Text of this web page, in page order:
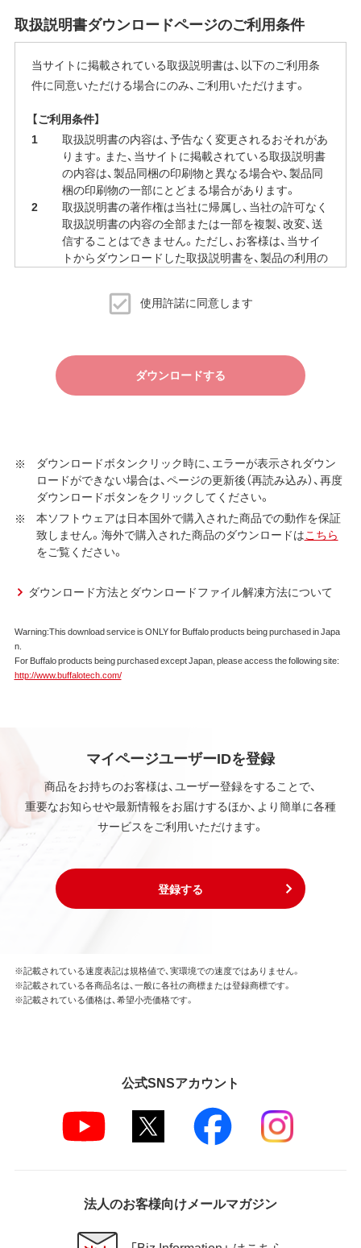
取扱説明書ダウンロードページのご利用条件
当サイトに掲載されている取扱説明書は、以下のご利用条
件に同意いただける場合にのみ、ご利用いただけます。
【ご利用条件】
取扱説明書の内容は、予告なく変更されるおそれがあ
ります。また、当サイトに掲載されている取扱説明書
の内容は、製品同梱の印刷物と異なる場合や、製品同
梱の印刷物の一部にとどまる場合があります。
取扱説明書の著作権は当社に帰属し、当社の許可なく
取扱説明書の内容の全部または一部を複製、改変、送
信することはできません。ただし、お客様は、当サイ
トからダウンロードした取扱説明書を、製品の利用の
当サイトでの取扱説明書の公開は、予告なく中止、変
更される場合があります。使用許諾に同意します
ダウンロードする
ダウンロードボタンクリック時に、エラーが表示されダウン
ロードができない場合は、ページの更新後（再読み込み）、再度
ダウンロードボタンをクリックしてください。
本ソフトウェアは日本国外で購入された商品での動作を保証
致しません。海外で購入された商品のダウンロードはこちら
をご覧ください。
ダウンロード方法とダウンロードファイル解凍方法について
Warning:This download service is ONLY for Buffalo products being purchased in Japa
n.
For Buffalo products being purchased except Japan, please access the following site:
http://www.buffalotech.com/
マイページユーザーIDを登録
商品をお持ちのお客様は、ユーザー登録をすることで、
重要なお知らせや最新情報をお届けするほか、より簡単に各種
サービスをご利用いただけます。
登録する
※記載されている速度表記は規格値で、実環境での速度ではありません。
※記載されている各商品名は、一般に各社の商標または登録商標です。
※記載されている価格は、希望小売価格です。
公式SNSアカウント
法人のお客様向けメールマガジン